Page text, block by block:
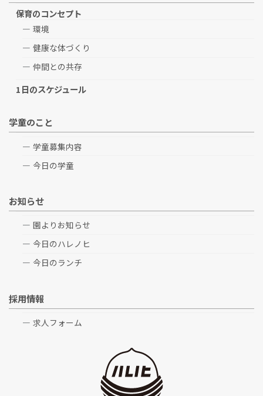
保育のコンセプト
環境
健康な体づくり
仲間との共存
1日のスケジュール
学童のこと
学童募集内容
今日の学童
お知らせ
園よりお知らせ
今日のハレノヒ
今日のランチ
採用情報
求人フォーム